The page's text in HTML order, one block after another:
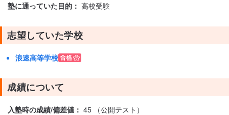
塾に通っていた目的： 高校受験
志望していた学校
浪速高等学校
成績について
入塾時の成績/偏差値： 45 （公開テスト）